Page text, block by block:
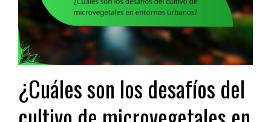
¿Cuáles son los desafíos del